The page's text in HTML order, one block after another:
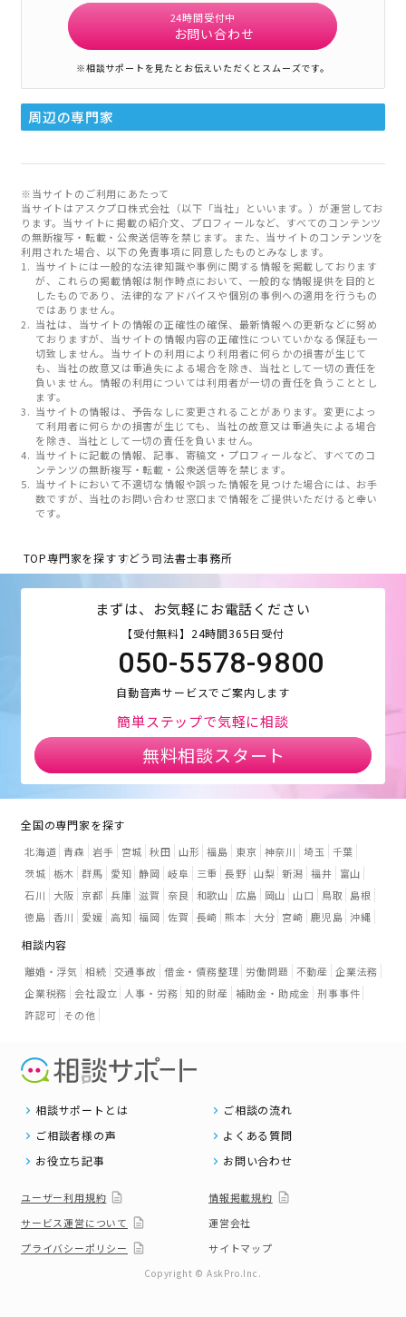
24時間受付中
お問い合わせ
※相談サポートを見たとお伝えいただくとスムーズです。
周辺の専門家
※当サイトのご利用にあたって
当サイトはアスクプロ株式会社（以下「当社」といいます。）が運営してお
ります。当サイトに掲載の紹介文、プロフィールなど、すべてのコンテンツ
の無断複写・転載・公衆送信等を禁じます。また、当サイトのコンテンツを
利用された場合、以下の免責事項に同意したものとみなします。
当サイトには一般的な法律知識や事例に関する情報を掲載しております
が、これらの掲載情報は制作時点において、一般的な情報提供を目的と
したものであり、法律的なアドバイスや個別の事例への適用を行うもの
ではありません。
当社は、当サイトの情報の正確性の確保、最新情報への更新などに努め
ておりますが、当サイトの情報内容の正確性についていかなる保証も一
切致しません。当サイトの利用により利用者に何らかの損害が生じて
も、当社の故意又は重過失による場合を除き、当社として一切の責任を
負いません。情報の利用については利用者が一切の責任を負うこととし
ます。
当サイトの情報は、予告なしに変更されることがあります。変更によっ
て利用者に何らかの損害が生じても、当社の故意又は重過失による場合
を除き、当社として一切の責任を負いません。
当サイトに記載の情報、記事、寄稿文・プロフィールなど、すべてのコ
ンテンツの無断複写・転載・公衆送信等を禁じます。
当サイトにおいて不適切な情報や誤った情報を見つけた場合には、お手
数ですが、当社のお問い合わせ窓口まで情報をご提供いただけると幸い
です。
TOP専門家を探すすどう司法書士事務所
まずは、お気軽にお電話ください
【受付無料】24時間365日受付
050-5578-9800
自動音声サービスでご案内します
簡単ステップで気軽に相談
無料相談スタート
全国の専門家を探す
北海道 青森 岩手 宮城 秋田 山形 福島 東京 神奈川 埼玉
千葉
茨城 栃木 群馬 愛知 静岡 岐阜 三重 長野 山梨 新潟 福井
富山
石川
大阪 京都 兵庫 滋賀 奈良 和歌山 広島 岡山 山口 鳥取
島根
徳島 香川 愛媛 高知 福岡 佐賀 長崎 熊本 大分 宮崎 鹿児島 沖縄
相談内容
離婚・浮気 相続 交通事故 借金・債務整理 労働問題 不動産 企業法務
企業税務 会社設立 人事・労務 知的財産 補助金・助成金 刑事事件
許認可 その他
相談サポートとは
ご相談の流れ
ご相談者様の声
よくある質問
お役立ち記事
お問い合わせ
ユーザー利用規約
情報掲載規約
サービス運営について
運営会社
プライバシーポリシー
サイトマップ
Copyright © AskPro.Inc.